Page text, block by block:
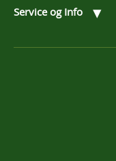
Service og Info ▾